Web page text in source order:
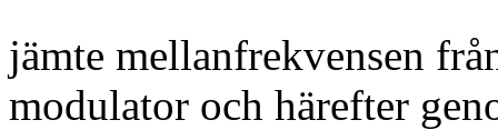
jämte mellanfrekvensen
modulator och härefter